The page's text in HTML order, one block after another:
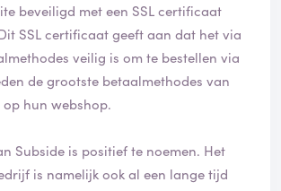
beveiligd met een SSL certificaat
SSL certificaat geeft aan dat het via
veilig is om te bestellen via
de grootste betaalmethodes van
hun webshop.
Subside is positief te noemen. Het
is namelijk ook al een lange tijd